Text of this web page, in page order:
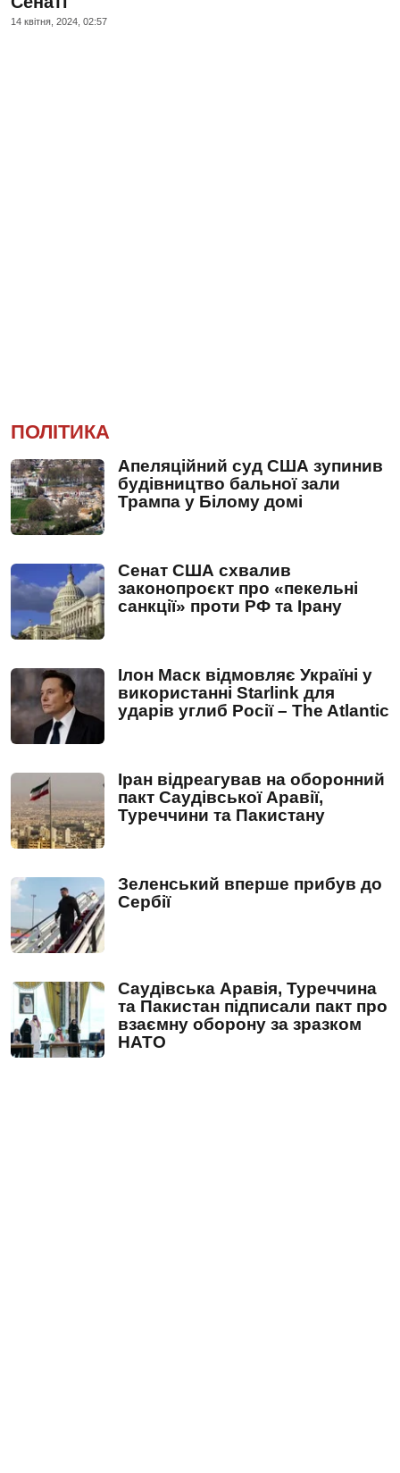
14 квiтня, 2024, 02:57
ПОЛІТИКА
Апеляційний суд США зупинив
будівництво бальної зали
Трампа у Білому домі
Сенат США схвалив
законопроєкт про «пекельні
санкції» проти РФ та Ірану
Ілон Маск відмовляє Україні у
використанні Starlink для
ударів углиб Росії – The Atlantic
Іран відреагував на оборонний
пакт Саудівської Аравії,
Туреччини та Пакистану
Зеленський вперше прибув до
Сербії
Саудівська Аравія, Туреччина
та Пакистан підписали пакт про
взаємну оборону за зразком
НАТО